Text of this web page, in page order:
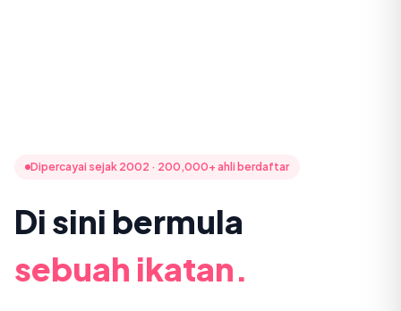
Dipercayai sejak 2002 · 200,000+ ahli berdaftar
Di sini bermula
sebuah ikatan.